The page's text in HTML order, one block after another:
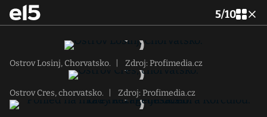
5/10
Ostrov Losinj, Chorvatsko. Zdroj: Profimedia.cz
Ostrov Cres, chorvatsko. Zdroj: Profimedia.cz